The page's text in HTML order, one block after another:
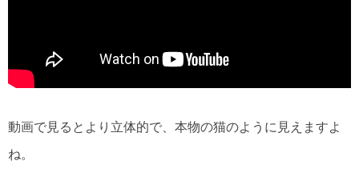
動画で見るとより立体的で、本物の猫のように見えますよ
ね。